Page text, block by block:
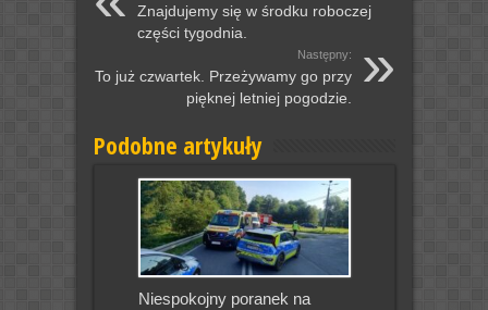
Znajdujemy się w środku roboczej
części tygodnia.
Następny:
To już czwartek. Przeżywamy go przy
pięknej letniej pogodzie.
Podobne artykuły
Niespokojny poranek na